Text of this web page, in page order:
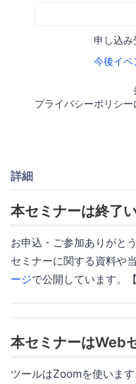
申し込み
今後イベ
プライバシーポリシ
詳細
本セミナーは終了
お申込・ご参加ありがと
セミナーに関する資料や
ージで公開しています。
本セミナーはWeb
ツールはZoomを使いま